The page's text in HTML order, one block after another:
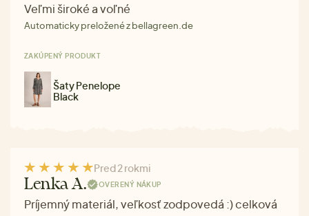
Veľmi široké a voľné
Automaticky preložené z bellagreen.de
ZAKÚPENÝ PRODUKT
Šaty Penelope
Black
Pred 2 rokmi
Lenka A. OVERENÝ NÁKUP
Príjemný materiál, veľkosť zodpovedá :) celková